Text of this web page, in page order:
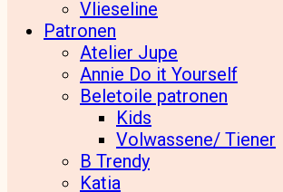
Vlieseline
Patronen
Atelier Jupe
Annie Do it Yourself
Beletoile patronen
Kids
Volwassene/ Tiener
B Trendy
Katia